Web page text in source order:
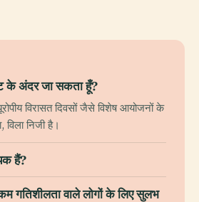
के अंदर जा सकता हूँ?
विरासत दिवसों जैसे विशेष आयोजनों के
निजी है।
हैं?
कम गतिशीलता वाले लोगों के लिए सुलभ